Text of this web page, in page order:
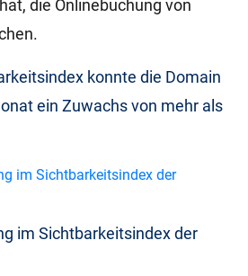
die Onlinebuchung von
konnte die Domain
ein Zuwachs von mehr als
im Sichtbarkeitsindex der